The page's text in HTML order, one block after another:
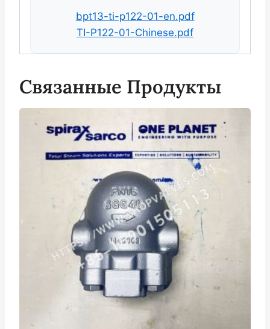
bpt13-ti-p122-01-en.pdf
TI-P122-01-Chinese.pdf
Связанные Продукты